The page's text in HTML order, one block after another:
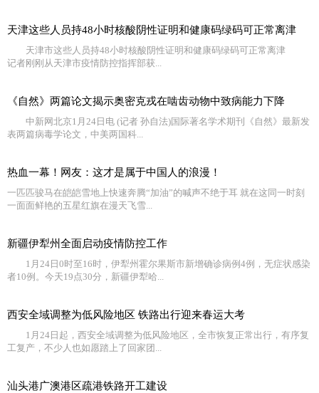
天津这些人员持48小时核酸阴性证明和健康码绿码可正常离津
天津市这些人员持48小时核酸阴性证明和健康码绿码可正常离津
记者刚刚从天津市疫情防控指挥部获...
《自然》两篇论文揭示奥密克戎在啮齿动物中致病能力下降
中新网北京1月24日电 (记者 孙自法)国际著名学术期刊《自然》最新发
表两篇病毒学论文，中美两国科...
热血一幕！网友：这才是属于中国人的浪漫！
一匹匹骏马在皑皑雪地上快速奔腾“加油”的喊声不绝于耳 就在这同一时刻
一面面鲜艳的五星红旗在漫天飞雪...
新疆伊犁州全面启动疫情防控工作
1月24日0时至16时，伊犁州霍尔果斯市新增确诊病例4例，无症状感染
者10例。今天19点30分，新疆伊犁哈...
西安全域调整为低风险地区 铁路出行迎来春运大考
1月24日起，西安全域调整为低风险地区，全市恢复正常出行，有序复
工复产，不少人也如愿踏上了回家团...
汕头港广澳港区疏港铁路开工建设